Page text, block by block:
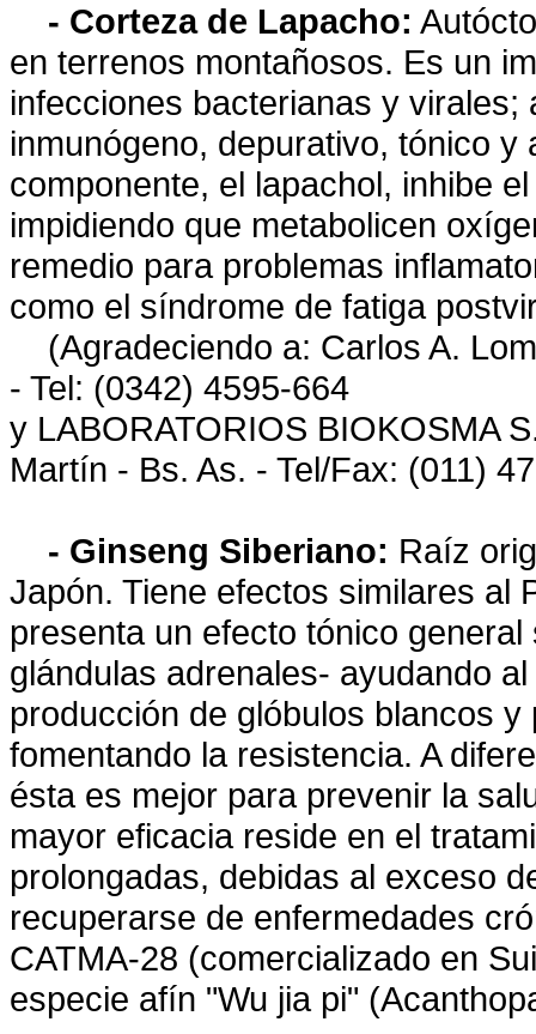
- Corteza de Lapacho:
en terrenos montañosos. Es un
infecciones bacterianas y
inmunógeno, depurativo, tónico
componente, el lapachol, inhibe
impidiendo que metabolicen
remedio para problemas
como el síndrome de fatiga
(Agradeciendo a: Carlos A.
- Tel: (0342) 4595-664
y LABORATORIOS BIOKOSMA
Martín - Bs. As. - Tel/Fax: (011)
- Ginseng Siberiano: Raíz
Japón. Tiene efectos similares al
presenta un efecto tónico
glándulas adrenales- ayudando
producción de glóbulos blancos
fomentando la resistencia. A
ésta es mejor para prevenir la
mayor eficacia reside en el
prolongadas, debidas al exceso
recuperarse de enfermedades
CATMA-28 (comercializado en
especie afín "Wu jia pi"